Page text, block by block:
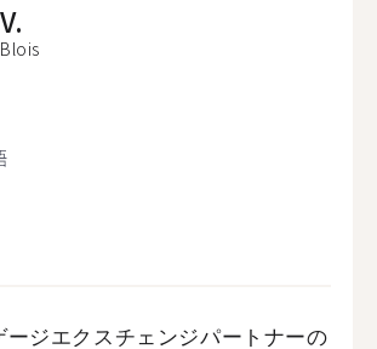
V.
Blois
ジエクスチェンジパートナーの